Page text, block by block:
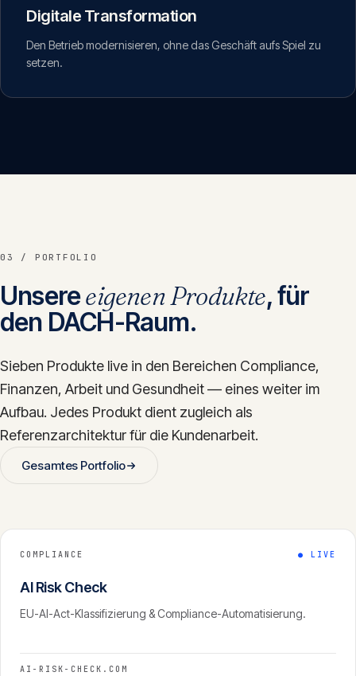
Digitale Transformation
Den Betrieb modernisieren, ohne das Geschäft aufs Spiel zu
setzen.
03 / PORTFOLIO
Unsereeigenen Produkte, für
den DACH-Raum.
Sieben Produkte live in den Bereichen Compliance,
Finanzen, Arbeit und Gesundheit — eines weiter im
Aufbau. Jedes Produkt dient zugleich als
Referenzarchitektur für die Kundenarbeit.
Gesamtes Portfolio
COMPLIANCE ● LIVE
AI Risk Check
EU-AI-Act-Klassifizierung & Compliance-Automatisierung.
AI-RISK-CHECK.COM